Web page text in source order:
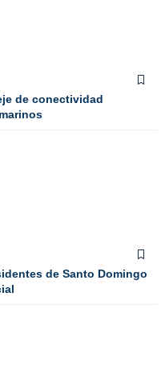
de conectividad
de Santo Domingo